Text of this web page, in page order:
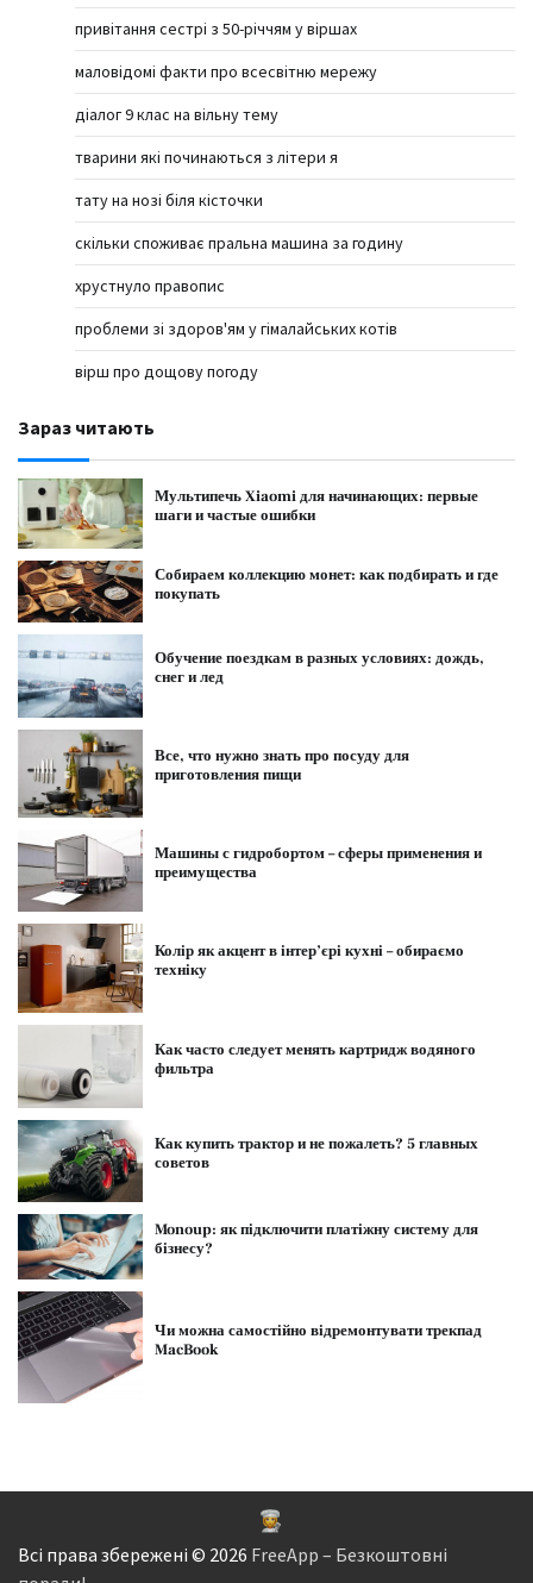
привітання сестрі з 50-річчям у віршах
маловідомі факти про всесвітню мережу
діалог 9 клас на вільну тему
тварини які починаються з літери я
тату на нозі біля кісточки
скільки споживає пральна машина за годину
хрустнуло правопис
проблеми зі здоров'ям у гімалайських котів
вірш про дощову погоду
Зараз читають
Мультипечь Xiaomi для начинающих: первые
шаги и частые ошибки
Собираем коллекцию монет: как подбирать и где
покупать
Обучение поездкам в разных условиях: дождь,
снег и лед
Все, что нужно знать про посуду для
приготовления пищи
Машины с гидробортом – сферы применения и
преимущества
Колір як акцент в інтер’єрі кухні – обираємо
техніку
Как часто следует менять картридж водяного
фильтра
Как купить трактор и не пожалеть? 5 главных
советов
Monoup: як підключити платіжну систему для
бізнесу?
Чи можна самостійно відремонтувати трекпад
MacBook
Всі права збережені © 2026 FreeApp – Безкоштовні